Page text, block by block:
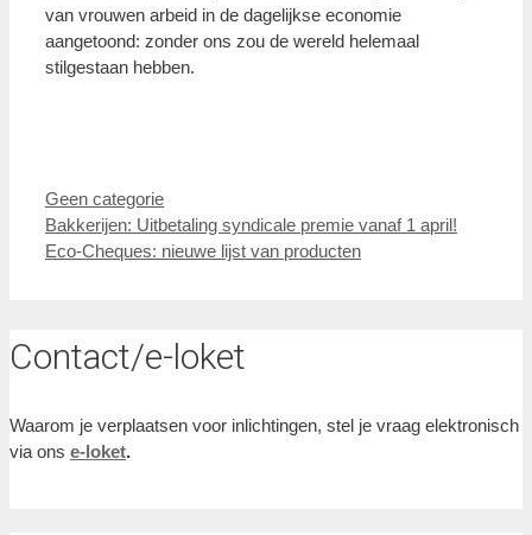
van vrouwen arbeid in de dagelijkse economie
aangetoond: zonder ons zou de wereld helemaal
stilgestaan hebben.
Categorieën
Geen categorie
Bakkerijen: Uitbetaling syndicale premie vanaf 1 april!
Eco-Cheques: nieuwe lijst van producten
Contact/e-loket
Waarom je verplaatsen voor inlichtingen, stel je vraag elektronisch
via ons e-loket.